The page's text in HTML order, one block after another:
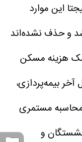
این موارد
و حذف نشده‌اند
هزینه مسکن
بیمه‌پردازی،
مستمری
و